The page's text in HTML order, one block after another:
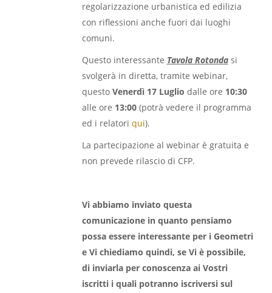
regolarizzazione urbanistica ed edilizia
con riflessioni anche fuori dai luoghi
comuni.
Questo interessante Tavola Rotondasi
svolgerà in diretta, tramite webinar,
questo Venerdì 17 Luglio dalle ore 10:30
alle ore 13:00(potrà vedere il programma
ed i relatori qui).
La partecipazione al webinar è gratuita e
non prevede rilascio di CFP.
Vi abbiamo inviato questa
comunicazione in quanto pensiamo
possa essere interessante per i Geometri
e Vi chiediamo quindi, se Vi è possibile,
di inviarla per conoscenza ai Vostri
iscritti i quali potranno iscriversi sul